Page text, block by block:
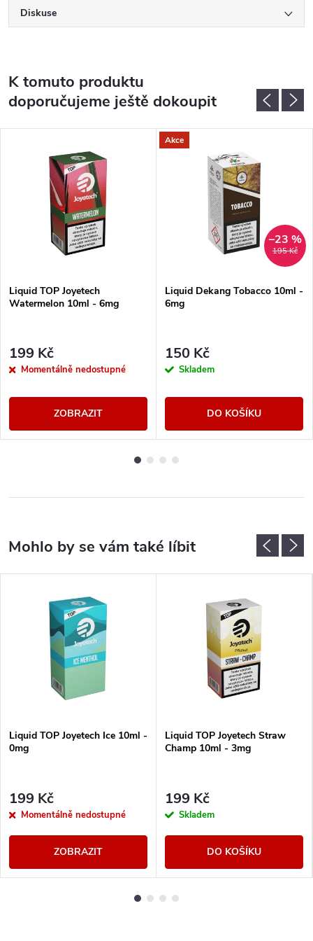
Diskuse
K tomuto produktu
doporučujeme ještě dokoupit
Liquid TOP Joyetech
Watermelon 10ml - 6mg
199 Kč
Momentálně nedostupné
ZOBRAZIT
Akce
195 Kč
–23 %
Liquid Dekang Tobacco 10ml -
6mg
150 Kč
Skladem
DO KOŠÍKU
Liquid TOP Joyetech Ice 10ml -
0mg
199 Kč
Momentálně nedostupné
ZOBRAZIT
Liquid TOP Joyetech Straw
Champ 10ml - 3mg
199 Kč
Skladem
DO KOŠÍKU